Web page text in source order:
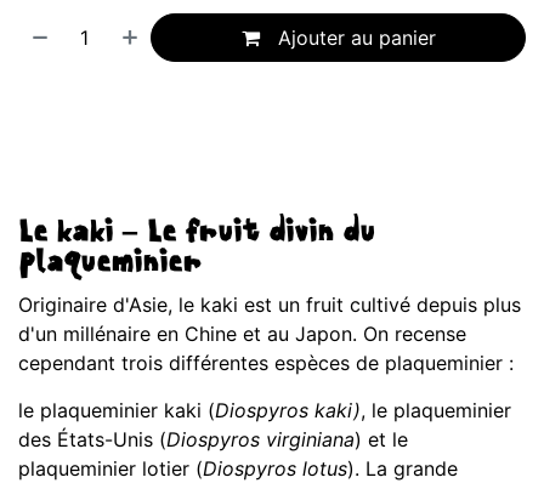
Ajouter au panier
Le kaki – Le fruit divin du
plaqueminier
Originaire d'Asie, le kaki est un fruit cultivé depuis plus
d'un millénaire en Chine et au Japon. On recense
cependant trois différentes espèces de plaqueminier :
le plaqueminier kaki (Diospyros kaki), le plaqueminier
des États-Unis (Diospyros virginiana) et le
plaqueminier lotier (Diospyros lotus). La grande